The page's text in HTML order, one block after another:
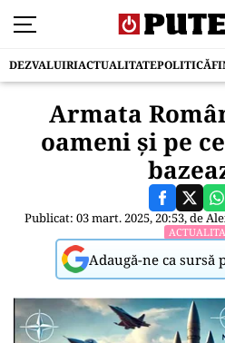
DEZVALUIRIACTUALITATEPOLITICĂ
Armata
oameni și pe
Publicat: 03 mart. 2025, 20:53, de
Adaugă-ne ca sursă